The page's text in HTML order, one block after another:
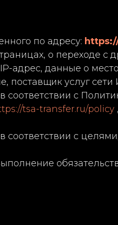
по адресу:
о переходе с
данные о
поставщик услуг сети
с
tsa-transfer.ru/policy
соответствии с